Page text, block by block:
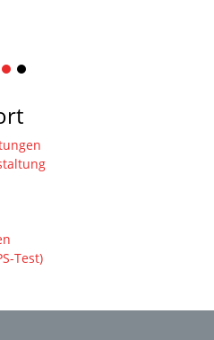
1 2
Test)